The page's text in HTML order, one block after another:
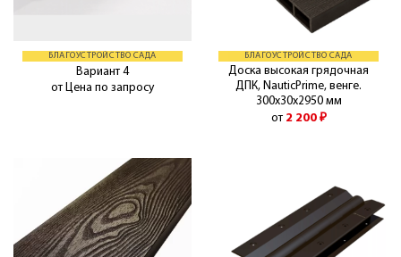
БЛАГОУСТРОЙСТВО САДА
Вариант 4
от Цена по запросу
БЛАГОУСТРОЙСТВО САДА
Доска высокая грядочная
ДПК, NauticPrime, венге.
300х30х2950 мм
от 2 200 ₽